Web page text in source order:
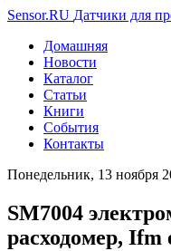
Sensor.RU Датчики для
Домашняя
Новости
Каталог
Статьи
Книги
События
Контакты
Понедельник, 13 ноября
SM7004
расходомер, Ifm